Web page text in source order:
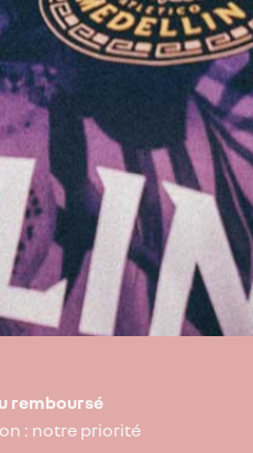
remboursé
: notre priorité